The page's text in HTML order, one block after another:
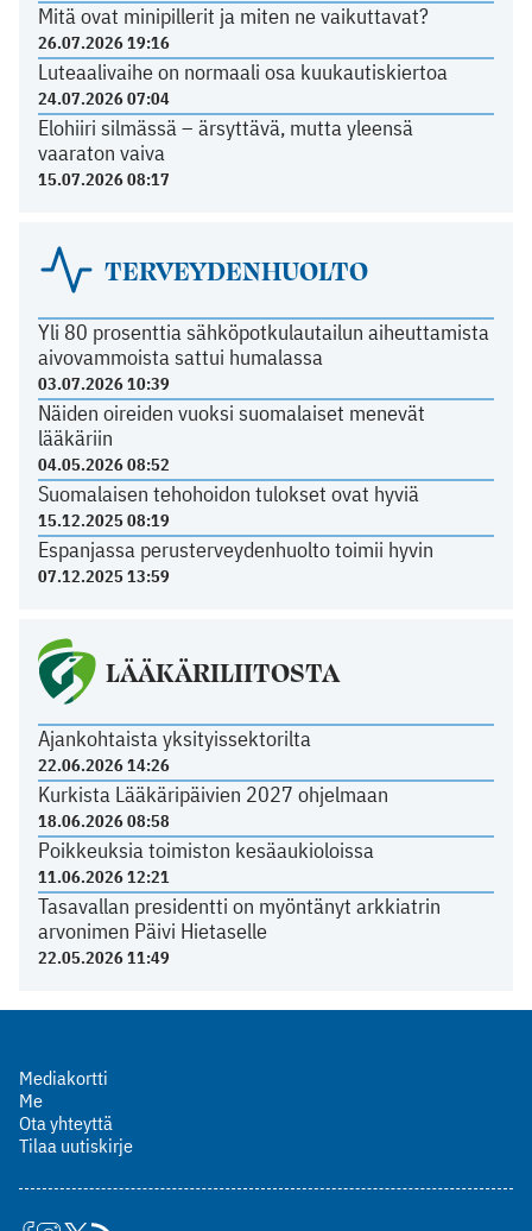
Mitä ovat minipillerit ja miten ne vaikuttavat?
26.07.2026 19:16
Luteaalivaihe on normaali osa kuukautiskiertoa
24.07.2026 07:04
Elohiiri silmässä – ärsyttävä, mutta yleensä
vaaraton vaiva
15.07.2026 08:17
TERVEYDENHUOLTO
Yli 80 prosenttia sähköpotkulautailun aiheuttamista
aivovammoista sattui humalassa
03.07.2026 10:39
Näiden oireiden vuoksi suomalaiset menevät
lääkäriin
04.05.2026 08:52
Suomalaisen tehohoidon tulokset ovat hyviä
15.12.2025 08:19
Espanjassa perusterveydenhuolto toimii hyvin
07.12.2025 13:59
LÄÄKÄRILIITOSTA
Ajankohtaista yksityissektorilta
22.06.2026 14:26
Kurkista Lääkäripäivien 2027 ohjelmaan
18.06.2026 08:58
Poikkeuksia toimiston kesäaukioloissa
11.06.2026 12:21
Tasavallan presidentti on myöntänyt arkkiatrin
arvonimen Päivi Hietaselle
22.05.2026 11:49
Mediakortti
Me
Ota yhteyttä
Tilaa uutiskirje